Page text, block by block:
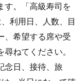
す。「高級寿司を
利用日、人数、目
、希望する席や受
ねてください。
念日、接待、旅